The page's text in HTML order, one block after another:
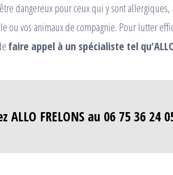
dangereux pour ceux qui y sont
ou vos animaux de compagnie. Pour lutter
faire appel à un spécialiste tel qu’ALLO
ALLO FRELONS au 06 75 36 24